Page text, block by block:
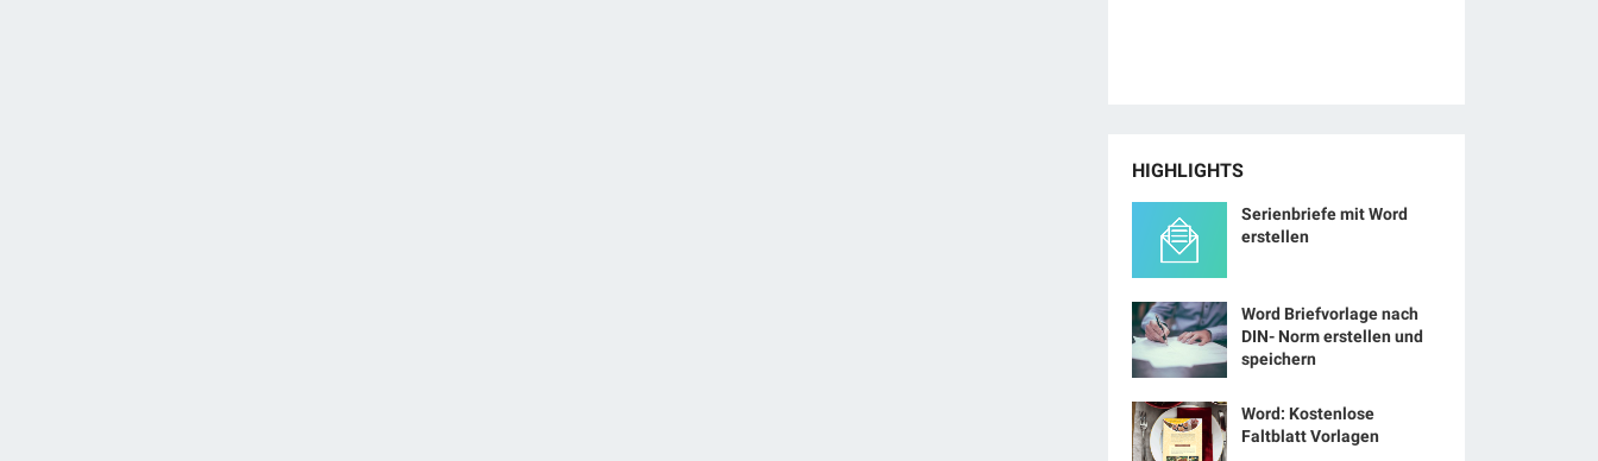
HIGHLIGHTS
Serienbriefe mit Word
erstellen
Word Briefvorlage nach
DIN- Norm erstellen und
speichern
Word: Kostenlose
Faltblatt Vorlagen